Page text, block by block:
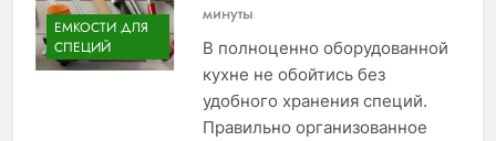
ЕМКОСТИ ДЛЯ
СПЕЦИЙ
минуты
В полноценно оборудованной
кухне не обойтись без
удобного хранения специй.
Правильно организованное